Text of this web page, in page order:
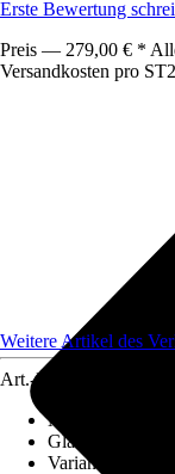
Erste Bewertung
Preis — 279,00 € *
Versandkosten pro ST
Weitere Artikel des
Art.-Nr.
Glasart
Variante